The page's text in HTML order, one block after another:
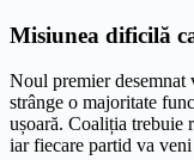
Misiunea dificilă
Noul premier desemnat
strânge o majoritate
ușoară. Coaliția trebuie
iar fiecare partid va